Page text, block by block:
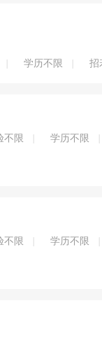
学历不限 招
不限 学历不限
不限 学历不限